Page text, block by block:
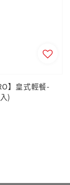
】皇式輕餐-
)